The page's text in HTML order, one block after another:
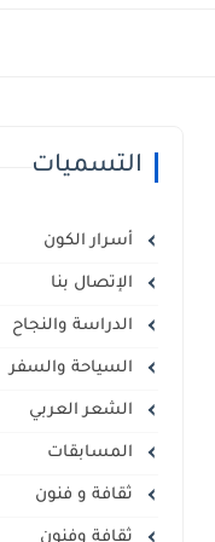
التسميات
أسرار الكون
الإتصال بنا
الدراسة والنجاح
السياحة والسفر
الشعر العربي
المسابقات
ثقافة و فنون
ثقافة وفنون